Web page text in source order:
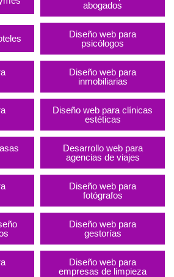
abogados
Diseño web para
psicólogos
Diseño web para
inmobiliarias
Diseño web para clínicas
estéticas
Desarrollo web para
agencias de viajes
Diseño web para
fotógrafos
Diseño web para
gestorías
Diseño web para
empresas de limpieza